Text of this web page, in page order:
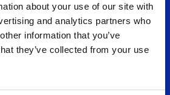
about your use of our site with
and analytics partners who
information that you’ve
they’ve collected from your use
obertes de la
de Barcelona